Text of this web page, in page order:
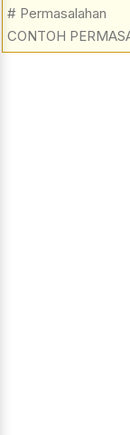
# Permasalahan
CONTOH